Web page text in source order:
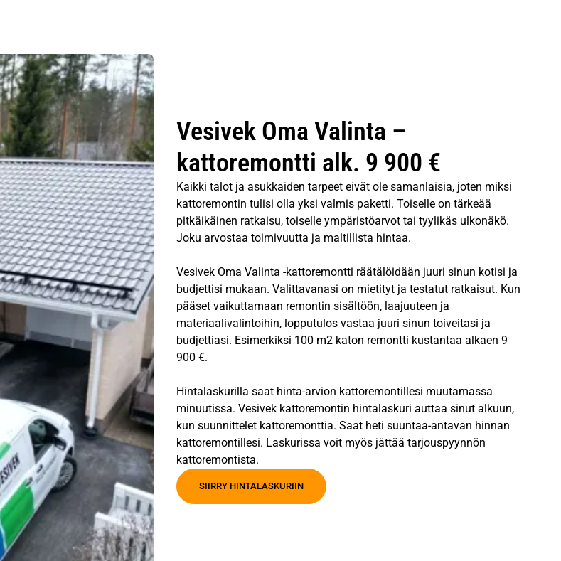
Vesivek Oma Valinta –
kattoremontti alk. 9 900 €
Kaikki talot ja asukkaiden tarpeet eivät ole samanlaisia, joten miksi
kattoremontin tulisi olla yksi valmis paketti. Toiselle on tärkeää
pitkäikäinen ratkaisu, toiselle ympäristöarvot tai tyylikäs ulkonäkö.
Joku arvostaa toimivuutta ja maltillista hintaa.
Vesivek Oma Valinta -kattoremontti räätälöidään juuri sinun kotisi ja
budjettisi mukaan. Valittavanasi on mietityt ja testatut ratkaisut. Kun
pääset vaikuttamaan remontin sisältöön, laajuuteen ja
materiaalivalintoihin, lopputulos vastaa juuri sinun toiveitasi ja
budjettiasi. Esimerkiksi 100 m2 katon remontti kustantaa alkaen 9
900 €.
Hintalaskurilla saat hinta-arvion kattoremontillesi muutamassa
minuutissa. Vesivek kattoremontin hintalaskuri auttaa sinut alkuun,
kun suunnittelet kattoremonttia. Saat heti suuntaa-antavan hinnan
kattoremontillesi. Laskurissa voit myös jättää tarjouspyynnön
kattoremontista.
SIIRRY HINTALASKURIIN